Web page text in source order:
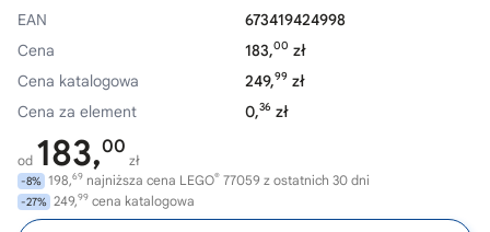
EAN
673419424998
Cena
183,00 zł
Cena katalogowa
249,99 zł
Cena za element
0,36 zł
od 183,00
zł
-8% 198,69 najniższa cena LEGO® 77059 z ostatnich 30 dni
-27% 249,99 cena katalogowa